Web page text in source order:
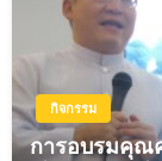
กิจกรรม
การอบรมคุณ